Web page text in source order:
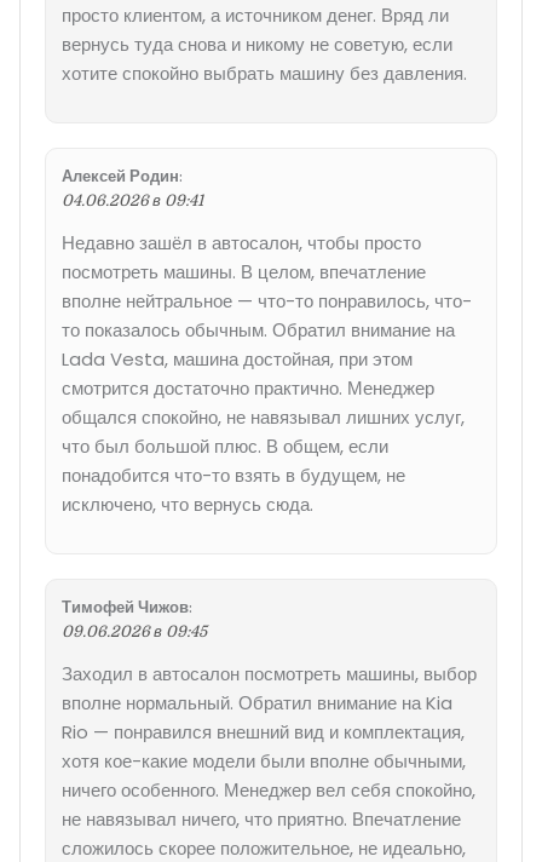
просто клиентом, а источником денег. Вряд ли
вернусь туда снова и никому не советую, если
хотите спокойно выбрать машину без давления.
Алексей Родин:
04.06.2026 в 09:41
Недавно зашёл в автосалон, чтобы просто
посмотреть машины. В целом, впечатление
вполне нейтральное — что-то понравилось, что-
то показалось обычным. Обратил внимание на
Lada Vesta, машина достойная, при этом
смотрится достаточно практично. Менеджер
общался спокойно, не навязывал лишних услуг,
что был большой плюс. В общем, если
понадобится что-то взять в будущем, не
исключено, что вернусь сюда.
Тимофей Чижов:
09.06.2026 в 09:45
Заходил в автосалон посмотреть машины, выбор
вполне нормальный. Обратил внимание на Kia
Rio — понравился внешний вид и комплектация,
хотя кое-какие модели были вполне обычными,
ничего особенного. Менеджер вел себя спокойно,
не навязывал ничего, что приятно. Впечатление
сложилось скорее положительное, не идеально,